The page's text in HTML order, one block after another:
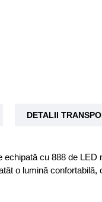
DETALII
echipată cu 888 de
o lumină